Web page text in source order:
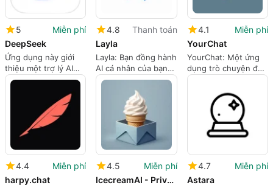
5
Miễn phí
DeepSeek
Ứng dụng này giới
thiệu một trợ lý AI
mạnh mẽ
4.8
Thanh toán
Layla
Layla: Bạn đồng hành
AI cá nhân của bạn
cho iPhone
4.1
Miễn phí
YourChat
YourChat: Một ứng
dụng trò chuyện đa
năng cho iPhone
4.4
Miễn phí
harpy.chat
4.5
Miễn phí
IcecreamAI - Privacy First AI
4.7
Miễn phí
Astara